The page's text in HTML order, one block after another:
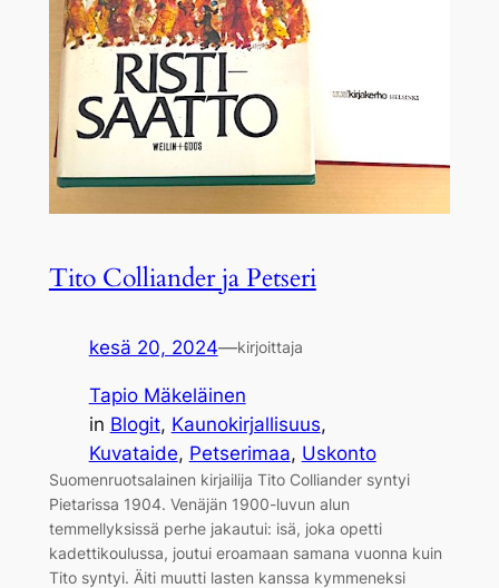
Tito Colliander ja Petseri
kesä 20, 2024—kirjoittaja
Tapio Mäkeläinen
in Blogit, Kaunokirjallisuus
Kuvataide, Petserimaa, Uskonto
Suomenruotsalainen kirjailija Tito Colliander syntyi
Pietarissa 1904. Venäjän 1900-luvun alun
temmellyksissä perhe jakautui: isä, joka opetti
kadettikoulussa, joutui eroamaan samana vuonna kuin
Tito syntyi. Äiti muutti lasten kanssa kymmeneksi